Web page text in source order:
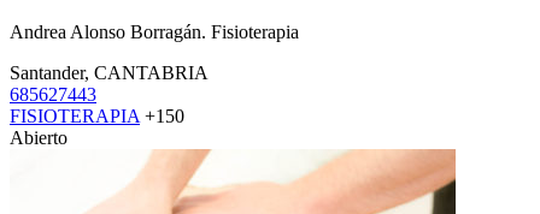
Andrea Alonso Borragán. Fisioterapia
Santander, CANTABRIA
685627443
FISIOTERAPIA +150
Abierto